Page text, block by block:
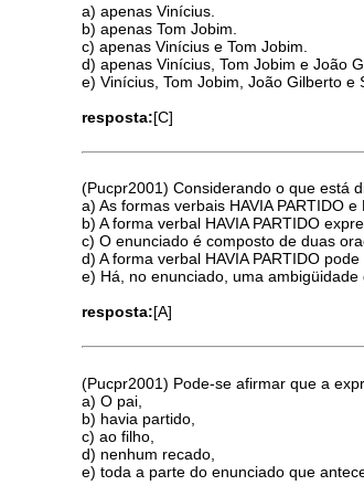
a) apenas Vinícius.
b) apenas Tom Jobim.
c) apenas Vinícius e Tom Jobim.
d) apenas Vinícius, Tom Jobim e João
e) Vinícius, Tom Jobim, João Gilberto e
resposta:[C]
(Pucpr2001) Considerando o que está
a) As formas verbais HAVIA PARTIDO
b) A forma verbal HAVIA PARTIDO
c) O enunciado é composto de duas
d) A forma verbal HAVIA PARTIDO
e) Há, no enunciado, uma ambigüidade
resposta:[A]
(Pucpr2001) Pode-se afirmar que a
a) O pai,
b) havia partido,
c) ao filho,
d) nenhum recado,
e) toda a parte do enunciado que